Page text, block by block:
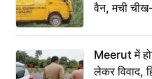
वैन, मची
Meerut में
लेकर विवाद,